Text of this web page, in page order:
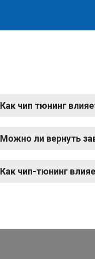
Как чип тюнинг
Можно ли вернуть
Как чип-тюнинг